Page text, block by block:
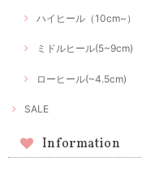
ハイヒール（10cm~）
ミドルヒール(5~9cm)
ローヒール(~4.5cm)
SALE
Information